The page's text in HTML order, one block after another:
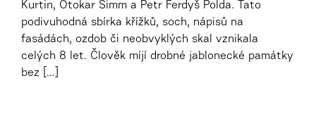
Kurtin, Otokar Simm a Petr Ferdyš Polda. Tato
podivuhodná sbírka křížků, soch, nápisů na
fasádách, ozdob či neobvyklých skal vznikala
celých 8 let. Člověk míjí drobné jablonecké památky
bez [...]